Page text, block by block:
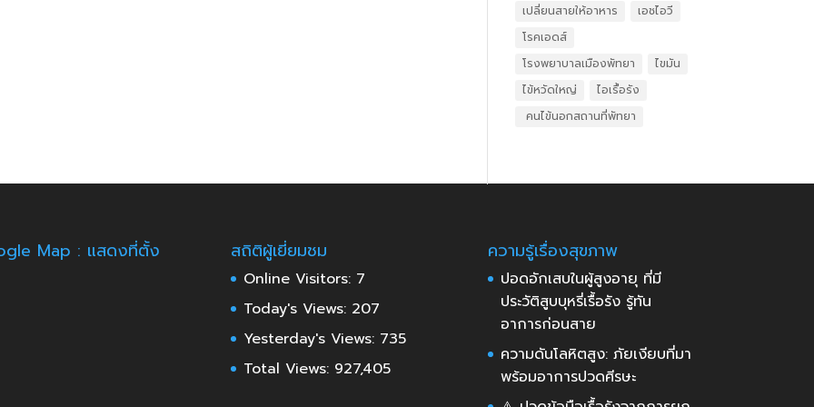
เปลี่ยนสายให้อาหาร
เอชไอวี
โรคเอดส์
โรงพยาบาลเมืองพัทยา
ไขมัน
ไข้หวัดใหญ่
ไอเรื้อรัง
​ คนไข้นอกสถานที่พัทยา
Map : แสดงที่ตั้ง สถิติผู้เยี่ยมชม
Online Visitors: 7
Today's Views: 207
Yesterday's Views: 735
Total Views: 927,405
ความรู้เรื่องสุขภาพ
ปอดอักเสบในผู้สูงอายุ ที่มี
ประวัติสูบบุหรี่เรื้อรัง รู้ทัน
อาการก่อนสาย
ความดันโลหิตสูง: ภัยเงียบที่มา
พร้อมอาการปวดศีรษะ